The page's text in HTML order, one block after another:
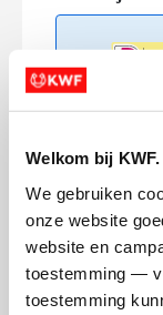
Welkom bij
We gebruiken
onze website
website en
toestemming —
toestemming
Referentie